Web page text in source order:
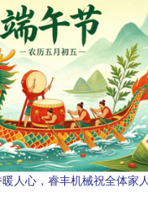
人心，睿丰机械祝全体家